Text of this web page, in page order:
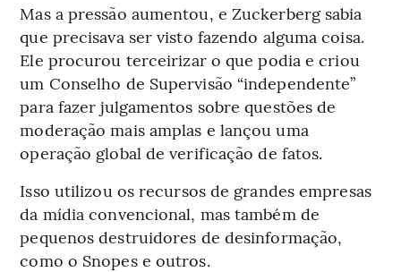
Mas a pressão aumentou, e Zuckerberg sabia
que precisava ser visto fazendo alguma coisa.
Ele procurou terceirizar o que podia e criou
um Conselho de Supervisão “independente”
para fazer julgamentos sobre questões de
moderação mais amplas e lançou uma
operação global de verificação de fatos.
Isso utilizou os recursos de grandes empresas
da mídia convencional, mas também de
pequenos destruidores de desinformação,
como o Snopes e outros.